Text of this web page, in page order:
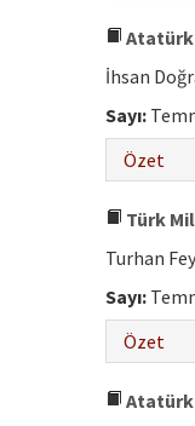
Atatürk
İhsan
Sayı:
Özet
Türk
Turhan
Sayı:
Özet